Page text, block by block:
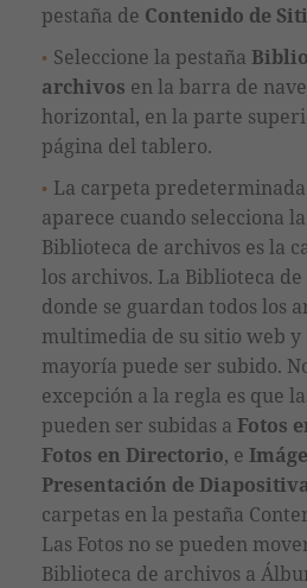
pestaña de Contenido de
Seleccione la pestaña
archivos en la barra de
horizontal, en la parte
página del tablero.
La carpeta
aparece cuando selecciona
Biblioteca de archivos es la
los archivos. La Biblioteca
donde se guardan todos los
multimedia de su sitio web y
mayoría puede ser subido.
excepción a la regla es que
pueden ser subidas a Fotos
Fotos en Directorio, e
Presentación de
carpetas en la pestaña
Las Fotos no se pueden
Biblioteca de archivos a